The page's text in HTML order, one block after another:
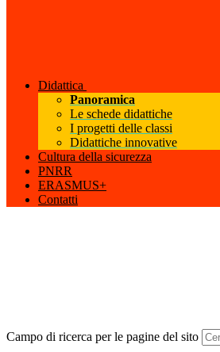
Didattica
Panoramica
Le schede didattiche
I progetti delle classi
Didattiche innovative
Cultura della sicurezza
PNRR
ERASMUS+
Contatti
Campo di ricerca per le pagine del sito